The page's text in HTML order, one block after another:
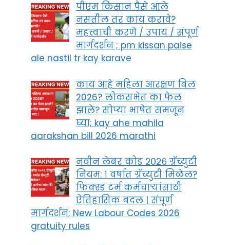
पीएम किसान पैसे आले
नसतील तर काय करावे?
महत्त्वाची करणे / उपाय / संपूर्ण
मार्गदर्शन ; pm kissan paise
ale nastil tr kay karave
काय आहे महिला आरक्षण बिल
2026? लोकसभेत का फेल
झाले? सोप्या भाषेत समजून
घ्या; kay ahe mahila
aarakshan bill 2026 marathi
नवीन लेबर कोड २०२६ ग्रॅच्युटी
नियम: १ वर्षात ग्रॅच्युटी मिळेल?
फिक्स्ड टर्म कर्मचाऱ्यांसाठी
ऐतिहासिक बदल | संपूर्ण
मार्गदर्शन; New Labour Codes 2026
gratuity rules